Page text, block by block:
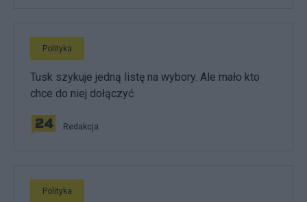
Polityka
Tusk szykuje jedną listę na wybory. Ale mało kto
chce do niej dołączyć
Redakcja
Polityka